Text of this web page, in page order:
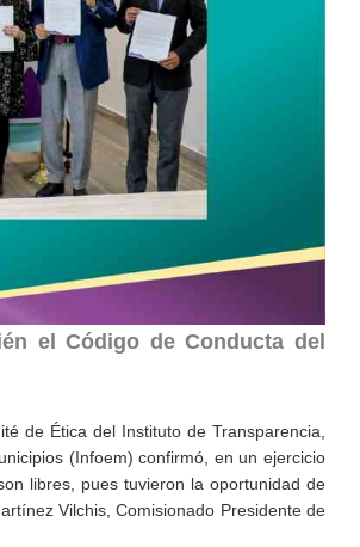
el Código de Conducta del
de Ética del Instituto de Transparencia,
(Infoem) confirmó, en un ejercicio
libres, pues tuvieron la oportunidad de
Vilchis, Comisionado Presidente de